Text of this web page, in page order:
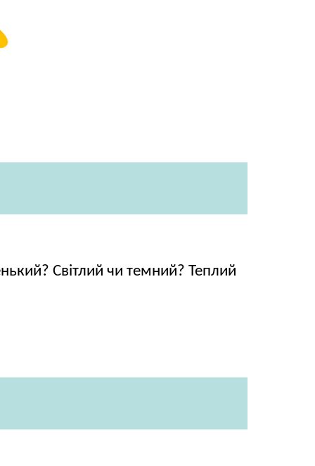
Світлий чи темний? Теплий